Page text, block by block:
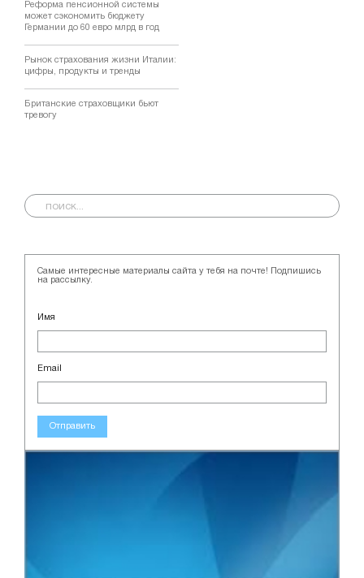
Реформа пенсионной системы
может сэкономить бюджету
Германии до 60 евро млрд в год
Рынок страхования жизни Италии:
цифры, продукты и тренды
Британские страховщики бьют
тревогу
Самые интересные материалы сайта у тебя на почте! Подпишись
на рассылку.
Имя
Email
Отправить